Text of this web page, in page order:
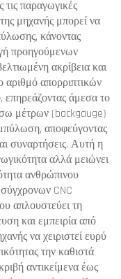
παραγωγικές
μηχανής μπορεί να
κάνοντας
προηγούμενων
ακρίβεια και
αριθμό απορριπτικών
άμεσα το
μέτρων (backgauge)
αποφεύγοντας
συναρτήσεις. Αυτή η
αλλά μειώνει
ανθρώπινου
CNC
απλουστεύει τη
και εμπειρία από
να χειριστεί ευρύ
την καθιστά
αντικείμενα έως